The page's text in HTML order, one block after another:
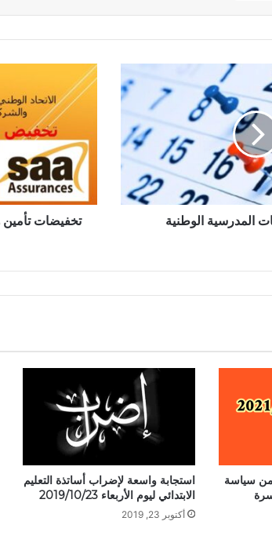
المدرسية الوطنية
من سياسة
استجابة واسعة لإضراب أساتذة التعليم
الابتدائي ليوم الأربعاء 2019/10/23
أكتوبر 23, 2019